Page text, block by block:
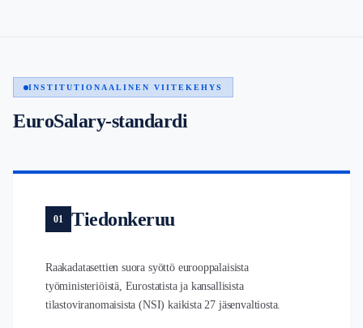
INSTITUTIONAALINEN VIITEKEHYS
EuroSalary-standardi
01 Tiedonkeruu
Raakadatasettien suora syöttö eurooppalaisista
työministeriöistä, Eurostatista ja kansallisista
tilastoviranomaisista (NSI) kaikista 27 jäsenvaltiosta.